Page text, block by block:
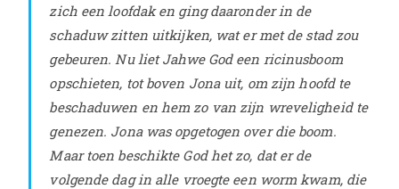
zich een loofdak en ging daaronder in de
schaduw zitten uitkijken, wat er met de stad zou
gebeuren. Nu liet Jahwe God een ricinusboom
opschieten, tot boven Jona uit, om zijn hoofd te
beschaduwen en hem zo van zijn wreveligheid te
genezen. Jona was opgetogen over die boom.
Maar toen beschikte God het zo, dat er de
volgende dag in alle vroegte een worm kwam, die